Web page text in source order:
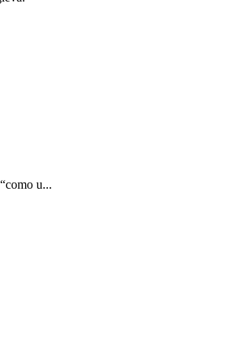
u...